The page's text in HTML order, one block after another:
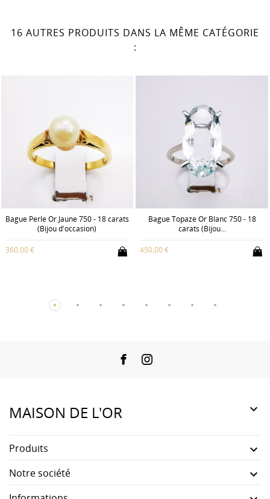
16 AUTRES PRODUITS DANS LA MÊME CATÉGORIE
:
Bague Perle Or Jaune 750 - 18 carats
(Bijou d'occasion)
360,00 €
Bague Topaze Or Blanc 750 - 18
carats (Bijou...
450,00 €
FacebookInstagram
MAISON DE L'OR 
Produits 
Notre société 